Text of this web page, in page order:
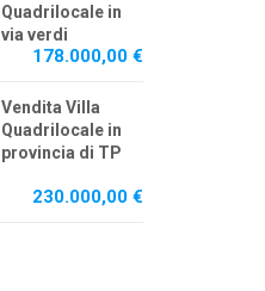
Quadrilocale in
via verdi
178.000,00 €
Vendita Villa
Quadrilocale in
provincia di TP
230.000,00 €